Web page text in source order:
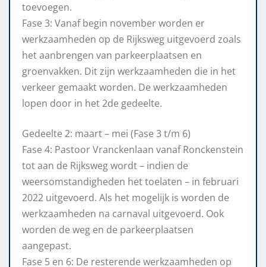
toevoegen.
Fase 3: Vanaf begin november worden er
werkzaamheden op de Rijksweg uitgevoerd zoals
het aanbrengen van parkeerplaatsen en
groenvakken. Dit zijn werkzaamheden die in het
verkeer gemaakt worden. De werkzaamheden
lopen door in het 2de gedeelte.
Gedeelte 2: maart – mei (Fase 3 t/m 6)
Fase 4: Pastoor Vranckenlaan vanaf Ronckenstein
tot aan de Rijksweg wordt – indien de
weersomstandigheden het toelaten – in februari
2022 uitgevoerd. Als het mogelijk is worden de
werkzaamheden na carnaval uitgevoerd. Ook
worden de weg en de parkeerplaatsen
aangepast.
Fase 5 en 6: De resterende werkzaamheden op